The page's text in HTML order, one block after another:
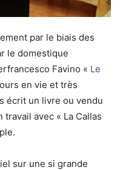
par le biais des
le domestique
Favino « Le
en vie et très
écrit un livre ou vendu
avec « La Callas
sur une si grande